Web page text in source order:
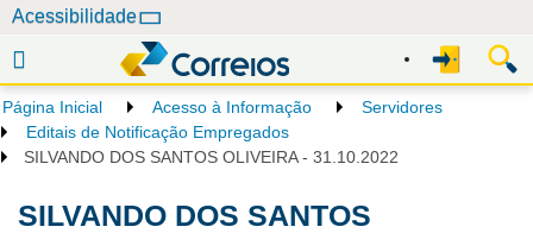
e
g
a
Acessibilidade
Página Inicial Acesso à Informação
Servidores
Editais de Notificação Empregados
SILVANDO DOS SANTOS OLIVEIRA - 31.10.2022
SILVANDO DOS SANTOS